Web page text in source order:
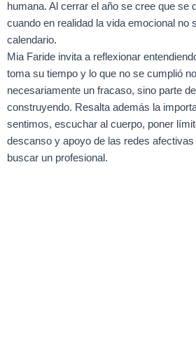
humana. Al cerrar el año se cree que se
cuando en realidad la vida emocional no
calendario.
Mia Faride invita a reflexionar
toma su tiempo y lo que no se cumplió
necesariamente un fracaso, sino parte
construyendo. Resalta además la
sentimos, escuchar al cuerpo, poner
descanso y apoyo de las redes
buscar un profesional.